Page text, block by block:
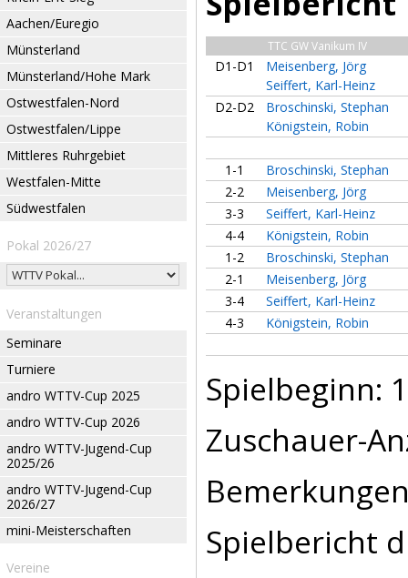
Aachen/Euregio
Münsterland
Münsterland/Hohe Mark
Ostwestfalen-Nord
Ostwestfalen/Lippe
Mittleres Ruhrgebiet
Westfalen-Mitte
Südwestfalen
Pokal 2026/27
Veranstaltungen
Seminare
Turniere
andro WTTV-Cup 2025
andro WTTV-Cup 2026
andro WTTV-Jugend-Cup
2025/26
andro WTTV-Jugend-Cup
2026/27
mini-Meisterschaften
Vereine
TTC GW Vanikum IV
D1-D1
Meisenberg, Jörg
Seiffert, Karl-Heinz
D2-D2
Broschinski, Stephan
Königstein, Robin
1-1
Broschinski, Stephan
2-2
Meisenberg, Jörg
3-3
Seiffert, Karl-Heinz
4-4
Königstein, Robin
1-2
Broschinski, Stephan
2-1
Meisenberg, Jörg
3-4
Seiffert, Karl-Heinz
4-3
Königstein, Robin
Spielbeginn:
Zuschauer-
Spielbericht